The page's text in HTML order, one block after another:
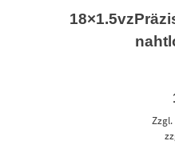
Zzgl.